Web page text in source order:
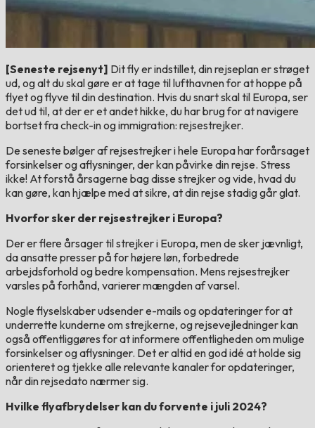
[Seneste rejsenyt] Dit fly er indstillet, din rejseplan er strøget
ud, og alt du skal gøre er at tage til lufthavnen for at hoppe på
flyet og flyve til din destination. Hvis du snart skal til Europa, ser
det ud til, at der er et andet hikke, du har brug for at navigere
bortset fra check-in og immigration: rejsestrejker.
De seneste bølger af rejsestrejker i hele Europa har forårsaget
forsinkelser og aflysninger, der kan påvirke din rejse. Stress
ikke! At forstå årsagerne bag disse strejker og vide, hvad du
kan gøre, kan hjælpe med at sikre, at din rejse stadig går glat.
Hvorfor sker der rejsestrejker i Europa?
Der er flere årsager til strejker i Europa, men de sker jævnligt,
da ansatte presser på for højere løn, forbedrede
arbejdsforhold og bedre kompensation. Mens rejsestrejker
varsles på forhånd, varierer mængden af ​​varsel.
Nogle flyselskaber udsender e-mails og opdateringer for at
underrette kunderne om strejkerne, og rejsevejledninger kan
også offentliggøres for at informere offentligheden om mulige
forsinkelser og aflysninger. Det er altid en god idé at holde sig
orienteret og tjekke alle relevante kanaler for opdateringer,
når din rejsedato nærmer sig.
Hvilke flyafbrydelser kan du forvente i juli 2024?